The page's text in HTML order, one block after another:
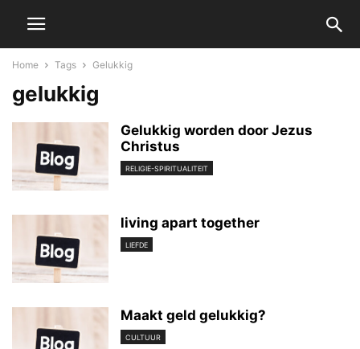
Home Tags Gelukkig
gelukkig
Gelukkig worden door Jezus
Christus
RELIGIE-SPIRITUALITEIT
living apart together
LIEFDE
Maakt geld gelukkig?
CULTUUR